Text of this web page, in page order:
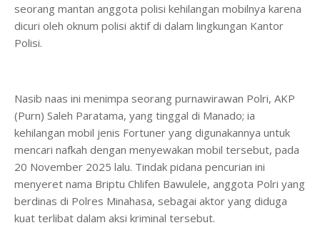
seorang mantan anggota polisi kehilangan mobilnya karena
dicuri oleh oknum polisi aktif di dalam lingkungan Kantor
Polisi.
Nasib naas ini menimpa seorang purnawirawan Polri, AKP
(Purn) Saleh Paratama, yang tinggal di Manado; ia
kehilangan mobil jenis Fortuner yang digunakannya untuk
mencari nafkah dengan menyewakan mobil tersebut, pada
20 November 2025 lalu. Tindak pidana pencurian ini
menyeret nama Briptu Chlifen Bawulele, anggota Polri yang
berdinas di Polres Minahasa, sebagai aktor yang diduga
kuat terlibat dalam aksi kriminal tersebut.